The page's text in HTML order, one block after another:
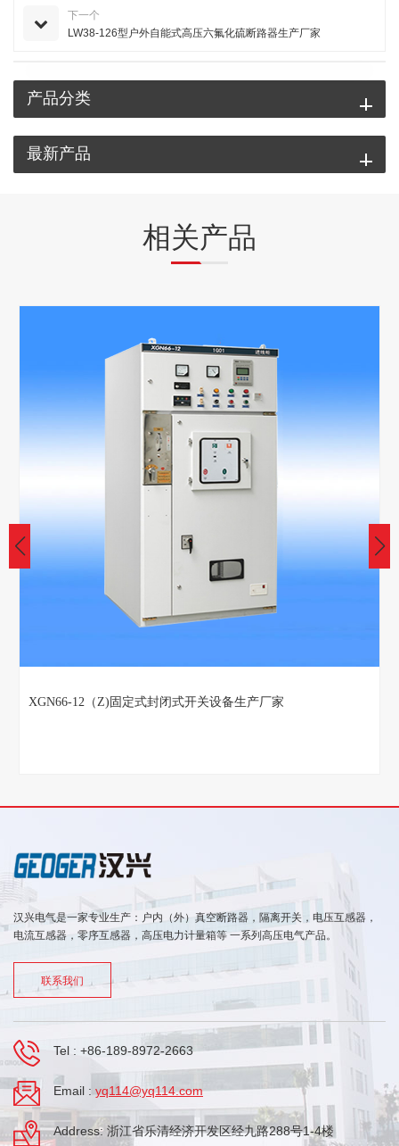
下一个
LW38-126型户外自能式高压六氟化硫断路器生产厂家
产品分类
最新产品
相关产品
XGN66-12（Z)固定式封闭式开关设备生产厂家
汉兴电气是一家专业生产：户内（外）真空断路器，隔离开关，电压互感器，
电流互感器，零序互感器，高压电力计量箱等 一系列高压电气产品。
联系我们
Tel : +86-189-8972-2663
Email : yq114@yq114.com
Address: 浙江省乐清经济开发区经九路288号1-4楼